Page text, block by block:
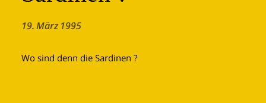
19. März 1995
Wo sind denn die Sardinen ?